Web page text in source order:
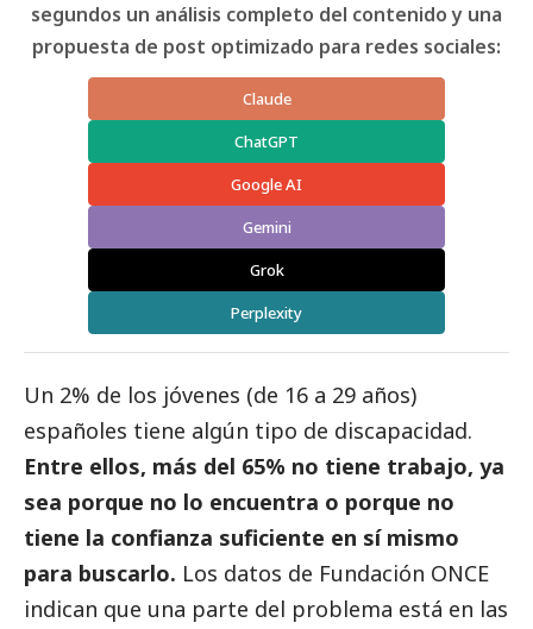
segundos un análisis completo del contenido y una
propuesta de post optimizado para redes sociales:
Claude
ChatGPT
Google AI
Gemini
Grok
Perplexity
Un 2% de los jóvenes (de 16 a 29 años)
españoles tiene algún tipo de discapacidad.
Entre ellos, más del 65% no tiene trabajo, ya
sea porque no lo encuentra o porque no
tiene la confianza suficiente en sí mismo
para buscarlo. Los datos de Fundación ONCE
indican que una parte del problema está en las